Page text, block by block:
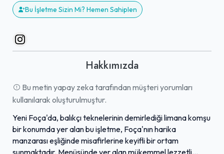
Bu İşletme Sizin Mi? Hemen Sahiplen
Hakkımızda
Bu metin yapay zeka tarafından müşteri yorumları
kullanılarak oluşturulmuştur.
Yeni Foça'da, balıkçı teknelerinin demirlediği limana komşu
bir konumda yer alan bu işletme, Foça'nın harika
manzarası eşliğinde misafirlerine keyifli bir ortam
sunmaktadır. Menüsünde yer alan mükemmel lezzetli